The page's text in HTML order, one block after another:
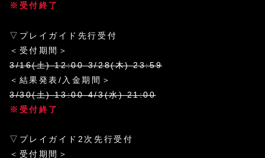
※受付終了
▽プレイガイド先行受付
＜受付期間＞
3/16(土) 12:00-3/28(木) 23:59
＜結果発表/入金期間＞
3/30(土) 13:00-4/3(水) 21:00
※受付終了
▽プレイガイド2次先行受付
＜受付期間＞